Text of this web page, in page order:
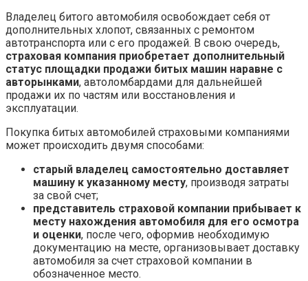
Владелец битого автомобиля освобождает себя от
дополнительных хлопот, связанных с ремонтом
автотранспорта или с его продажей. В свою очередь,
страховая компания приобретает дополнительный
статус площадки продажи битых машин наравне с
авторынками, автоломбардами для дальнейшей
продажи их по частям или восстановления и
эксплуатации.
Покупка битых автомобилей страховыми компаниями
может происходить двумя способами:
старый владелец самостоятельно доставляет
машину к указанному месту, производя затраты
за свой счет;
представитель страховой компании прибывает к
месту нахождения автомобиля для его осмотра
и оценки, после чего, оформив необходимую
документацию на месте, организовывает доставку
автомобиля за счет страховой компании в
обозначенное место.